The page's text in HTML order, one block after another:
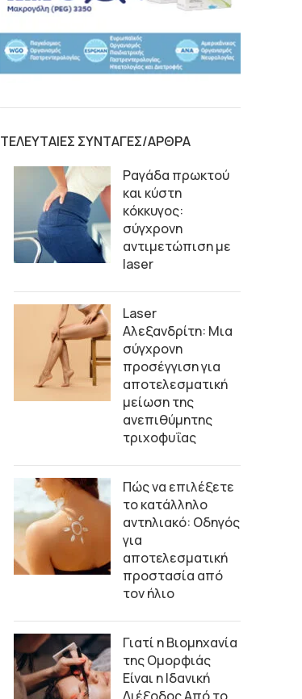
ΤΕΛΕΥΤΑΙΕΣ ΣΥΝΤΑΓΕΣ/ΑΡΘΡΑ
Ραγάδα πρωκτού
και κύστη
κόκκυγος:
σύγχρονη
αντιμετώπιση με
laser
Laser
Αλεξανδρίτη: Μια
σύγχρονη
προσέγγιση για
αποτελεσματική
μείωση της
ανεπιθύμητης
τριχοφυΐας
Πώς να επιλέξετε
το κατάλληλο
αντηλιακό: Οδηγός
για
αποτελεσματική
προστασία από
τον ήλιο
Γιατί η Βιομηχανία
της Ομορφιάς
Είναι η Ιδανική